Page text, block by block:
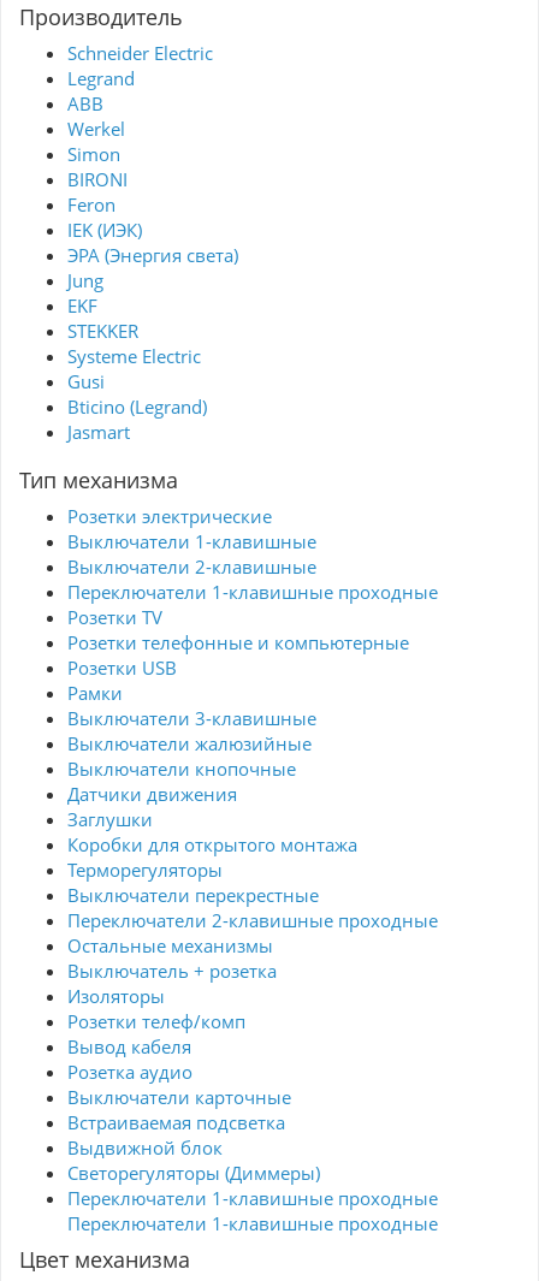
Производитель
Schneider Electric
Legrand
ABB
Werkel
Simon
BIRONI
Feron
IEK (ИЭК)
ЭРА (Энергия света)
Jung
EKF
STEKKER
Systeme Electric
Gusi
Bticino (Legrand)
Jasmart
Тип механизма
Розетки электрические
Выключатели 1-клавишные
Выключатели 2-клавишные
Переключатели 1-клавишные проходные
Розетки TV
Розетки телефонные и компьютерные
Розетки USB
Рамки
Выключатели 3-клавишные
Выключатели жалюзийные
Выключатели кнопочные
Датчики движения
Заглушки
Коробки для открытого монтажа
Терморегуляторы
Выключатели перекрестные
Переключатели 2-клавишные проходные
Остальные механизмы
Выключатель + розетка
Изоляторы
Розетки телеф/комп
Вывод кабеля
Розетка аудио
Выключатели карточные
Встраиваемая подсветка
Выдвижной блок
Светорегуляторы (Диммеры)
Переключатели 1-клавишные проходные
Переключатели 1-клавишные проходные
Цвет механизма